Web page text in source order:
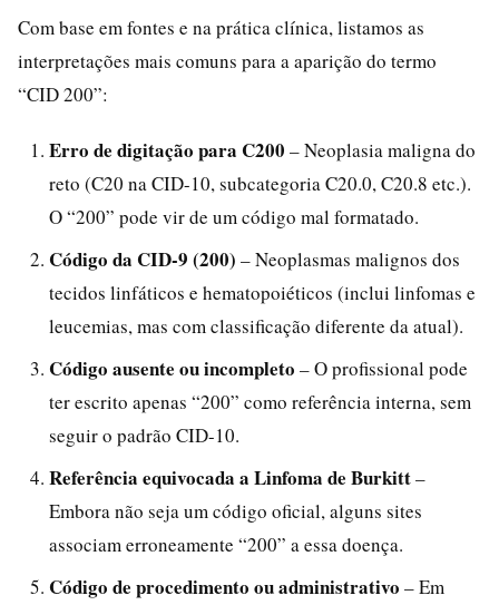
Com base em fontes e na prática clínica, listamos as
interpretações mais comuns para a aparição do termo
“CID 200”:
Erro de digitação para C200 – Neoplasia maligna do
reto (C20 na CID-10, subcategoria C20.0, C20.8 etc.).
O “200” pode vir de um código mal formatado.
Código da CID-9 (200) – Neoplasmas malignos dos
tecidos linfáticos e hematopoiéticos (inclui linfomas e
leucemias, mas com classificação diferente da atual).
Código ausente ou incompleto – O profissional pode
ter escrito apenas “200” como referência interna, sem
seguir o padrão CID-10.
Referência equivocada a Linfoma de Burkitt–
Embora não seja um código oficial, alguns sites
associam erroneamente “200” a essa doença.
Código de procedimento ou administrativo – Em